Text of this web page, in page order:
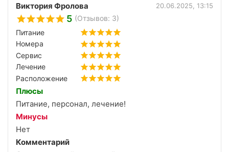
моих, приносим извинения у воспитателей за
маленьких хулиганок, но дня через три втянулись в
дисциплину и всё было ок. Отношение хорошее,
никого не обижали.
Что сказать про лечение, со слов дочери:
гидромассаж, аромосауна, массаж, соляная
комната, грязелечение и конечно же питьё
минеральной воды дали свои результаты. У дочки
загиб жёлчного, застои, кожа в мелких прыщиках
всегда, за две недели кожные покровы значительно
улучшились, думала от такого питания поправится,
а нет, слава богу выглядит хорошо!
Научились стирать своё нижнее бельё, убирать за
собой, заправлять постель и поддерживать чистоту.
Виктория Фролова 20.06.2025, 13:15
5 (Отзывов: 3)
Питание
Номера
Сервис
Лечение
Расположение
Плюсы
Питание, персонал, лечение!
Минусы
Нет
Комментарий